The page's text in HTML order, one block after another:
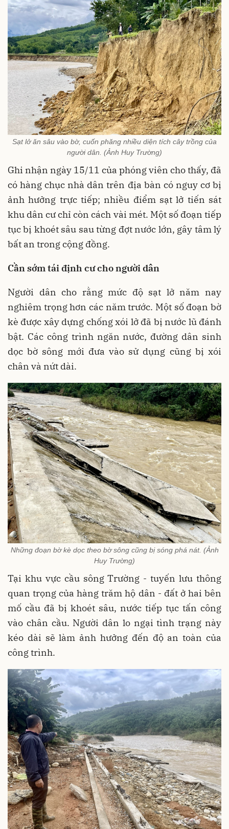
Sạt lở ăn sâu vào bờ, cuốn phăng nhiều diện tích cây trồng của
người dân. (Ảnh Huy Trường)
Ghi nhận ngày 15/11 của phóng viên cho thấy, đã
có hàng chục nhà dân trên địa bàn có nguy cơ bị
ảnh hưởng trực tiếp; nhiều điểm sạt lở tiến sát
khu dân cư chỉ còn cách vài mét. Một số đoạn tiếp
tục bị khoét sâu sau từng đợt nước lớn, gây tâm lý
bất an trong cộng đồng.
Cần sớm tái định cư cho người dân
Người dân cho rằng mức độ sạt lở năm nay
nghiêm trọng hơn các năm trước. Một số đoạn bờ
kè được xây dựng chống xói lở đã bị nước lũ đánh
bật. Các công trình ngăn nước, đường dân sinh
dọc bờ sông mới đưa vào sử dụng cũng bị xói
chân và nứt dài.
Những đoạn bờ kè dọc theo bờ sông cũng bị sóng phá nát. (Ảnh
Huy Trường)
Tại khu vực cầu sông Trường - tuyến lưu thông
quan trọng của hàng trăm hộ dân - đất ở hai bên
mố cầu đã bị khoét sâu, nước tiếp tục tấn công
vào chân cầu. Người dân lo ngại tình trạng này
kéo dài sẽ làm ảnh hưởng đến độ an toàn của
công trình.